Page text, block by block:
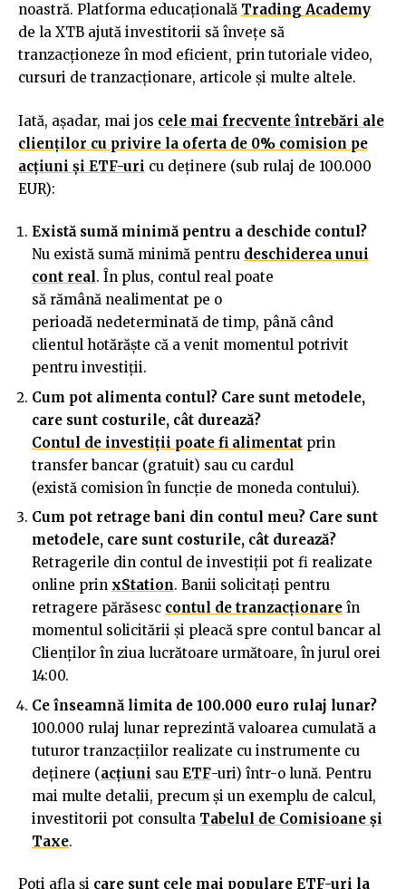
noastră. Platforma educațională Trading Academy
de la XTB ajută investitorii să învețe să
tranzacționeze în mod eficient, prin tutoriale video,
cursuri de tranzacţionare, articole şi multe altele.
Iată, așadar, mai jos cele mai frecvente întrebări ale
clienților cu privire la oferta de 0% comision pe
acțiuni și ETF-uri cu deținere (sub rulaj de 100.000
EUR):
Există sumă minimă pentru a deschide contul?
Nu există sumă minimă pentru deschiderea unui
cont real. În plus, contul real poate
să rămână nealimentat pe o
perioadă nedeterminată de timp, până când
clientul hotărăște că a venit momentul potrivit
pentru investiții.
Cum pot alimenta contul? Care sunt metodele,
care sunt costurile, cât durează?
Contul de investiții poate fi alimentat prin
transfer bancar (gratuit) sau cu cardul
(există comision în funcție de moneda contului).
Cum pot retrage bani din contul meu? Care sunt
metodele, care sunt costurile, cât durează?
Retragerile din contul de investiții pot fi realizate
online prin xStation. Banii solicitați pentru
retragere părăsesc contul de tranzacționare în
momentul solicitării și pleacă spre contul bancar al
Clienților în ziua lucrătoare următoare, în jurul orei
14:00.
Ce înseamnă limita de 100.000 euro rulaj lunar?
100.000 rulaj lunar reprezintă valoarea cumulată a
tuturor tranzacțiilor realizate cu instrumente cu
deținere (acțiuni sau ETF-uri) într-o lună. Pentru
mai multe detalii, precum și un exemplu de calcul,
investitorii pot consulta Tabelul de Comisioane și
Taxe.
Poți afla și care sunt cele mai populare ETF-uri la